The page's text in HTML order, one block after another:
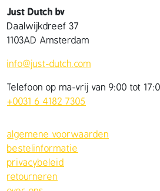
Just Dutch bv
Daalwijkdreef 37
1103AD Amsterdam
info@just-dutch.com
Telefoon op ma-vrij van 9:00 tot
+0031 6 4182 7305
algemene voorwaarden
bestelinformatie
privacybeleid
retourneren